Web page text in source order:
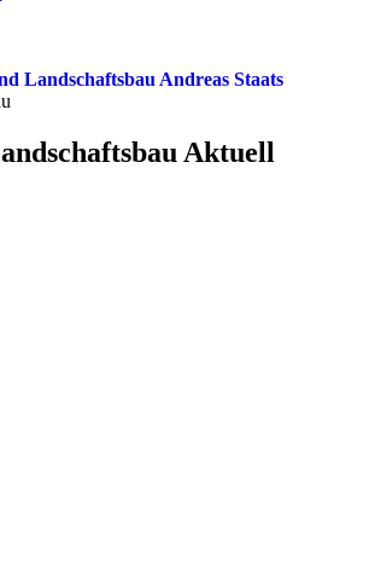
Landschaftsbau Andreas Staats
Aktuell